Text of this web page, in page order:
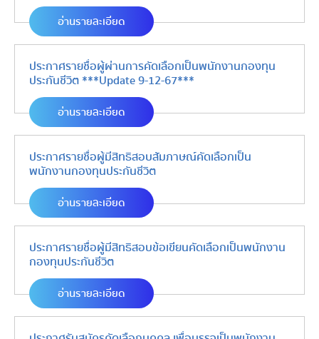
อ่านรายละเอียด
ประกาศรายชื่อผู้ผ่านการคัดเลือกเป็นพนักงานกองทุน
ประกันชีวิต ***Update 9-12-67***
อ่านรายละเอียด
ประกาศรายชื่อผู้มีสิทธิสอบสัมภาษณ์คัดเลือกเป็น
พนักงานกองทุนประกันชีวิต
อ่านรายละเอียด
ประกาศรายชื่อผู้มีสิทธิสอบข้อเขียนคัดเลือกเป็นพนักงาน
กองทุนประกันชีวิต
อ่านรายละเอียด